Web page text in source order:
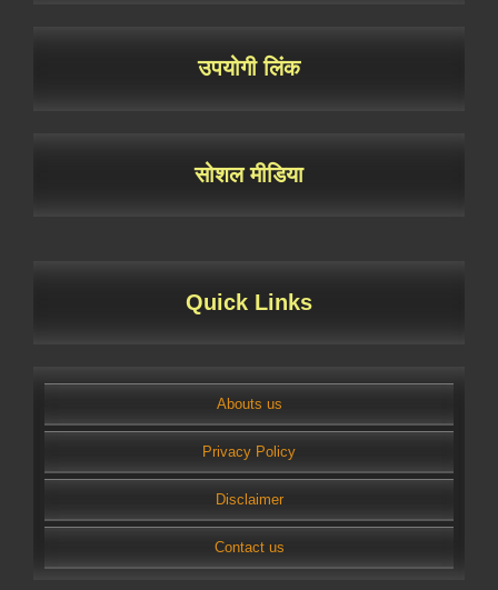
उपयोगी लिंक
सोशल मीडिया
Quick Links
Abouts us
Privacy Policy
Disclaimer
Contact us